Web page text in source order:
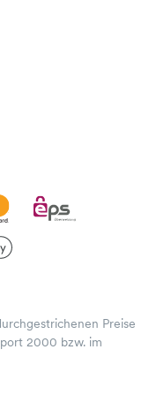
Preise
2000 bzw. im